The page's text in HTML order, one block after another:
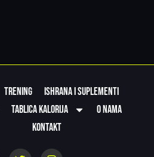
Trening
Ishrana i suplementi
Tablica kalorija
O nama
Kontakt